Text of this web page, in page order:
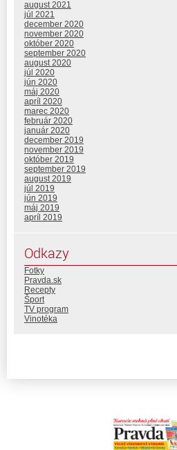
august 2021
júl 2021
december 2020
november 2020
október 2020
september 2020
august 2020
júl 2020
jún 2020
máj 2020
apríl 2020
marec 2020
február 2020
január 2020
december 2019
november 2019
október 2019
september 2019
august 2019
júl 2019
jún 2019
máj 2019
apríl 2019
Odkazy
Fotky
Pravda.sk
Recepty
Šport
TV program
Vinotéka